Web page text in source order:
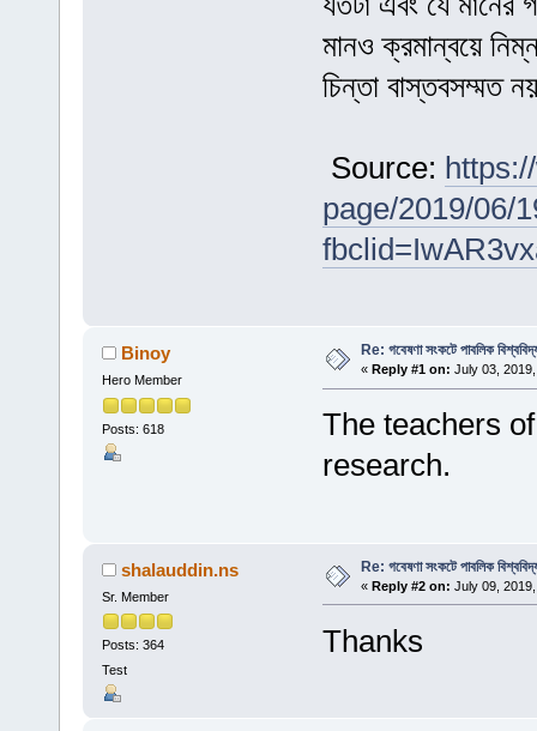
মানও ক্রমান্বয়ে
চিন্তা বাস্তবসম্মত
Source:
page/2019/06/
Binoy
Hero Member
Posts: 618
Re: গবেষণা সংকটে পাবলিক
« Reply #1 on: July 03,
The teachers
research.
shalauddin.ns
Sr. Member
Posts: 364
Test
Re: গবেষণা সংকটে পাবলিক
« Reply #2 on: July 09,
Thanks